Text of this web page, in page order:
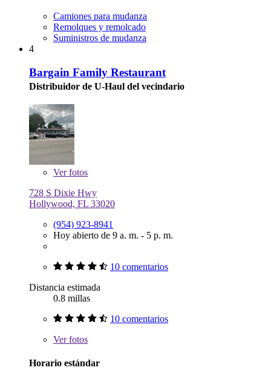
Camiones para mudanza
Remolques y remolcado
Suministros de mudanza
4
Bargain Family Restaurant
Distribuidor de U-Haul del vecindario
Verfotos
728 S Dixie Hwy
Hollywood, FL 33020
(954) 923-8941
Hoy abierto de 9 a. m. - 5 p. m.
10 comentarios
Distancia estimada
0.8 millas
10 comentarios
Verfotos
Horario estándar